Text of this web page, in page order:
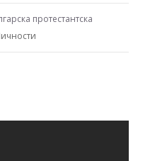
протестантска